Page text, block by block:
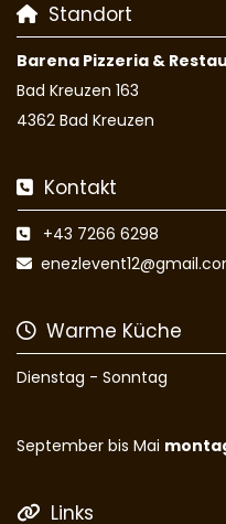
 Standort
Barena Pizzeria &
Bad Kreuzen 163
4362 Bad Kreuzen
 Kontakt
 +43 7266 6298

Warme Küche
Dienstag - Sonntag
September bis Mai
 Links